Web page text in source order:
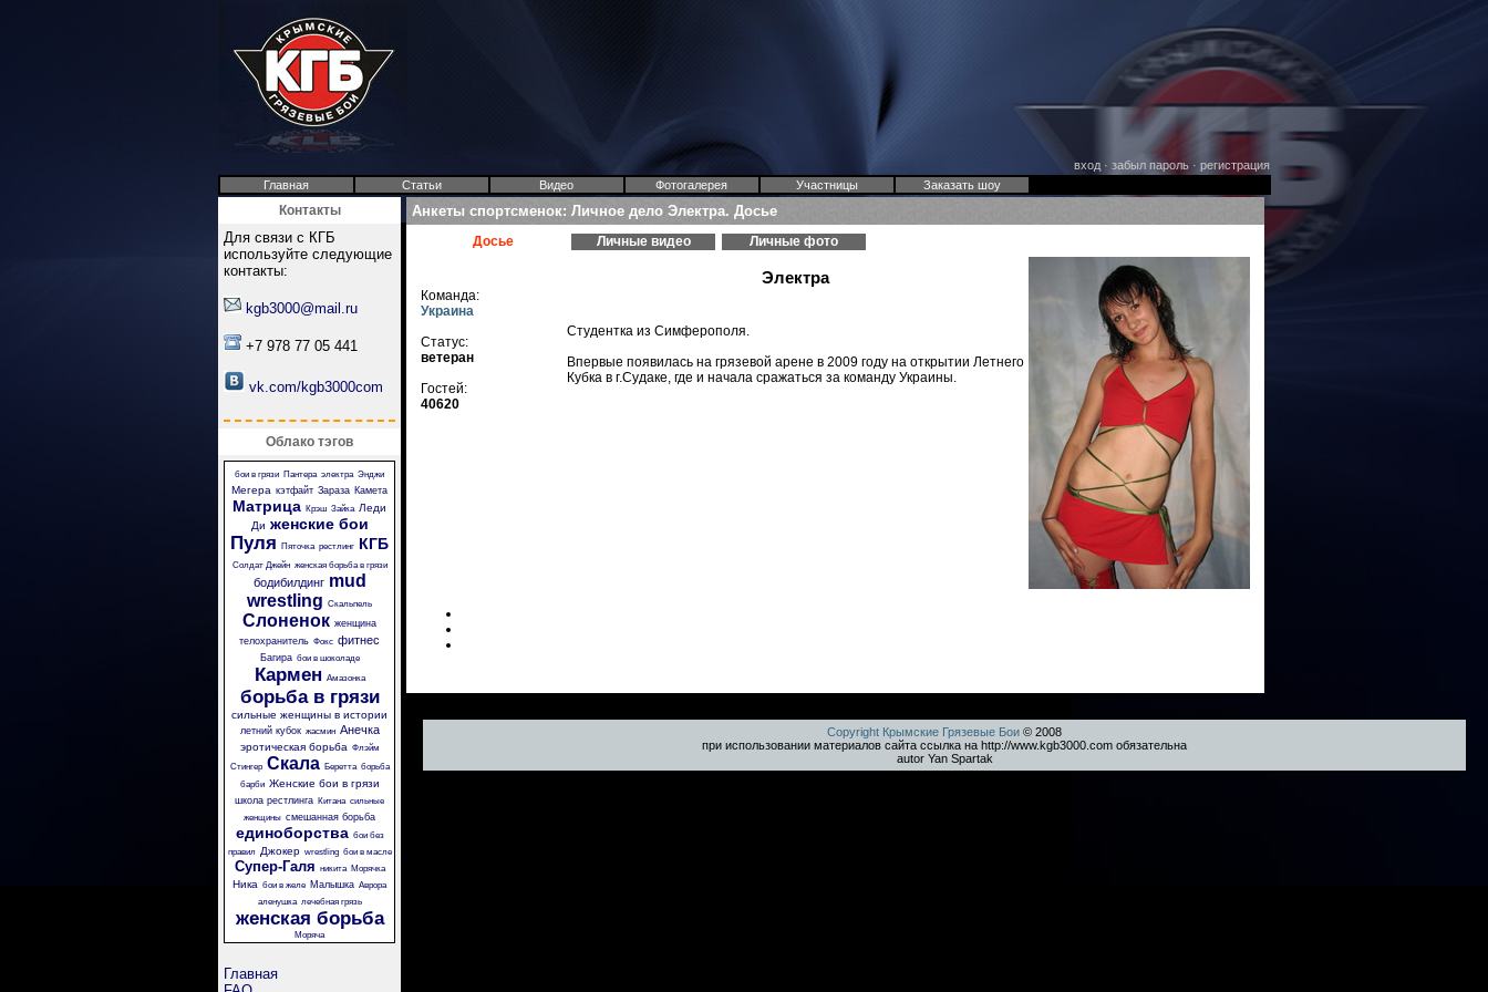
вход· забыл пароль· регистрация
Главная
Статьи Видео Фотогалерея Участницы Заказать шоу
Контакты
Для связи с КГБ
используйте следующие
контакты:
kgb3000@mail.ru
+7 978 77 05 441
vk.com/kgb3000com
Облако тэгов
бои в грязи Пантера электра Энджи
Мегера кэтфайт Зараза Камета
Матрица Крэш Зайка Леди
Ди женские бои
Пуля Пяточка рестлинг КГБ
Солдат Джейн женская борьба в грязи
бодибилдинг mud
wrestling Скальпель
Слоненок женщина
телохранитель Фокс фитнес
Багира бои в шоколаде
Кармен Амазонка
борьба в грязи
сильные женщины в истории
летний кубок жасмин Анечка
эротическая борьба Флэйм
Стингер Скала Беретта борьба
барби Женские бои в грязи
школа рестлинга Китана сильные
женщины смешанная борьба
единоборства бои без
правил
Джокер wrestling бои в масле
Супер-Галя никита Морячка
Ника бои в желе Малышка Аврора
аленушка лечебная грязь
женская борьба
Моряча
Главная
Анкеты спортсменок: Личное дело Электра. Досье
Досье Личные видео Личные фото
Команда:
Украина
Статус:
ветеран
Гостей:
40620
Электра
Студентка из Симферополя.
Впервые появилась на грязевой арене в 2009 году на открытии Летнего
Кубка в г.Судаке, где и начала сражаться за команду Украины.
Copyright Крымские Грязевые Бои © 2008
при использовании материалов сайта ссылка на http://www.kgb3000.com обязательна
autor Yan Spartak